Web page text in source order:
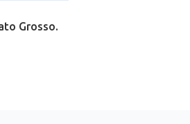
Grosso.